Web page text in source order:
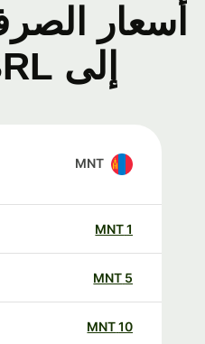
إلى BRL اليوم
MNT
MNT
MNT
MNT